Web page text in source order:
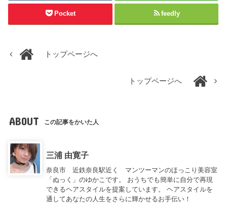
Pocket feedly
トップページへ
トップページへ
ABOUT この記事をかいた人
三浦 由寛子
奈良市 近鉄奈良駅近く マンツーマンのほっこり美容室
「ぬっく」のゆかこです。 おうちでも簡単に自分で再現
できるヘアスタイルを提案しています。 ヘアスタイルを
通してあなたの人生をさらに輝かせるお手伝い！